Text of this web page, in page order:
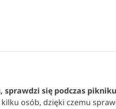
się podczas
osób, dzięki czemu